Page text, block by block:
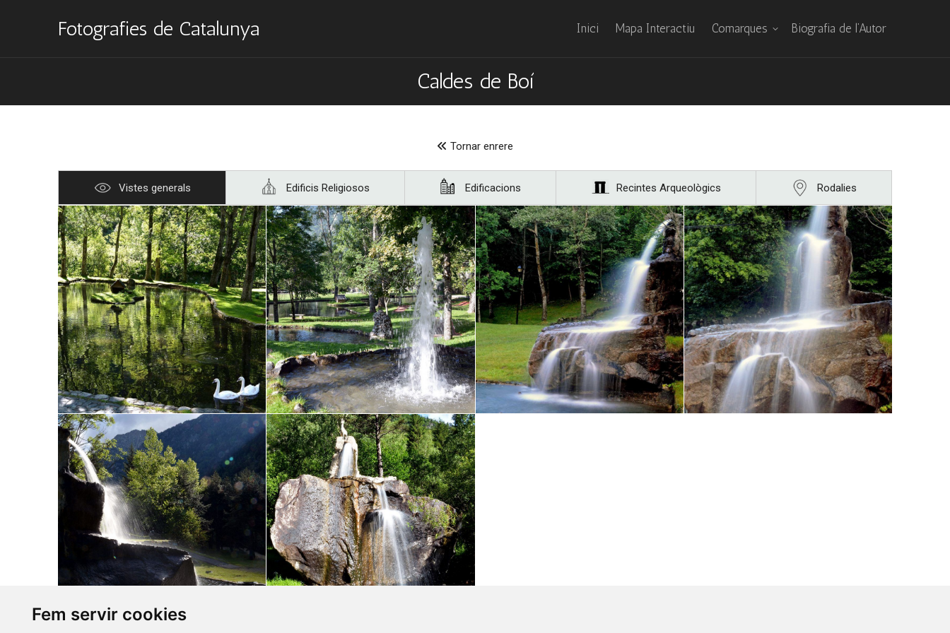
Fem servir cookies
Fotografies de Catalunya Inici Mapa Interactiu Comarques Biografia de l’Autor
Caldes de Boí
Tornar enrere
Vistes generals Edificis Religiosos Edificacions Recintes Arqueològics Rodalies